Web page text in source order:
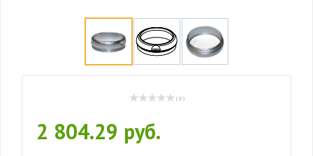
( 0 )
2 804.29 руб.